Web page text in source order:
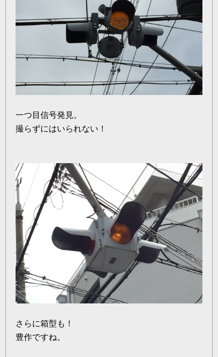
一つ目信号発見。
撮らずにはいられない！
さらに箱型も！
豊作ですね。